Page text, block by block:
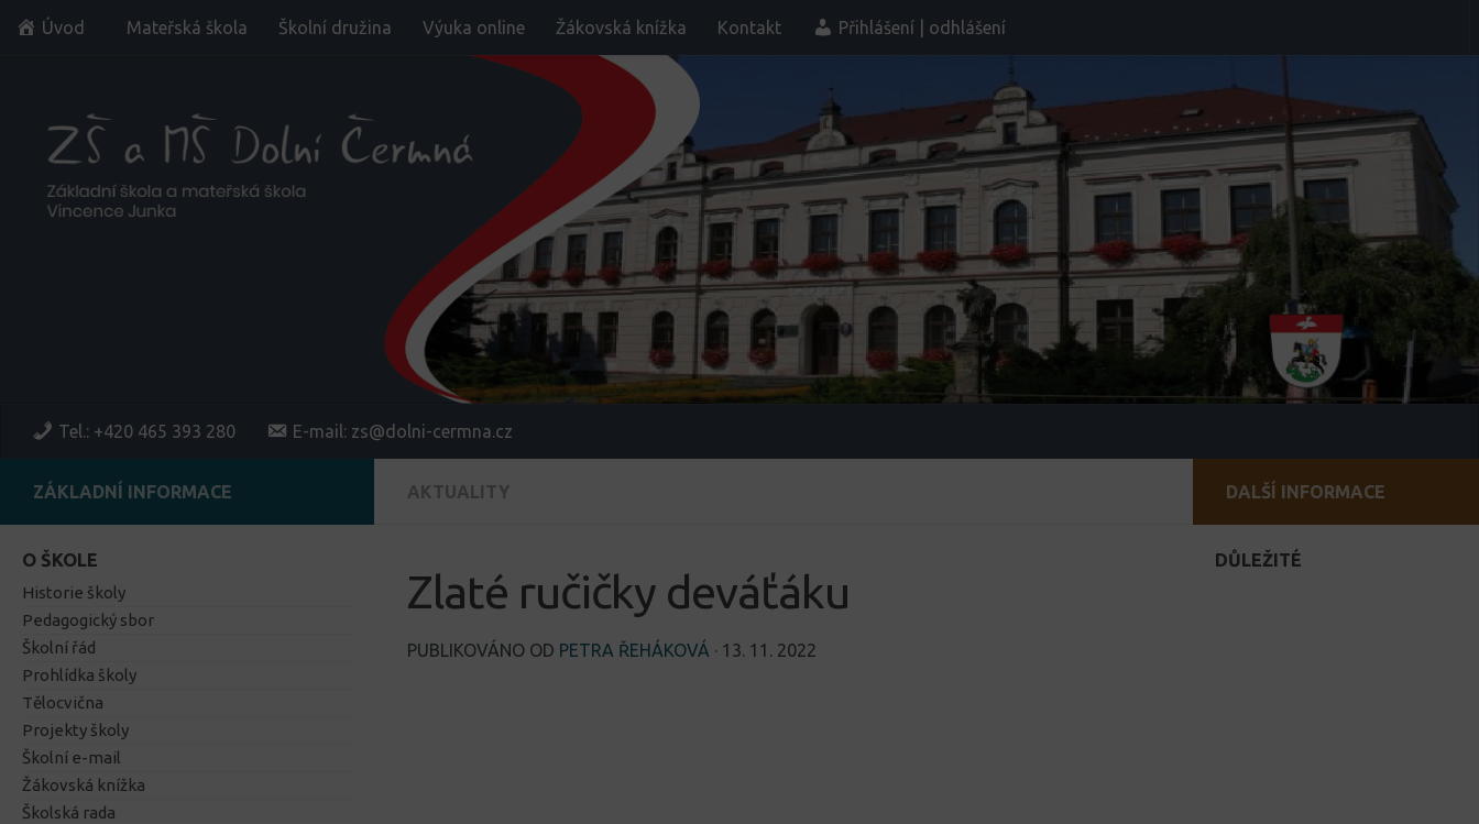
Skip to content
Úvod Mateřská škola Školní družina Výuka online Žákovská knížka Kontakt Přihlášení | odhlášení
Tel.: +420 465 393 280 E-mail: zs@dolni-cermna.cz
AKTUALITY
Zlaté ručičky deváťáku
PUBLIKOVÁNO OD PETRA ŘEHÁKOVÁ · 13. 11. 2022
ZÁKLADNÍ INFORMACE
O ŠKOLE
Historie školy
Pedagogický sbor
Školní řád
Prohlídka školy
Tělocvična
Projekty školy
Školní e-mail
Žákovská knížka
Školská rada
DALŠÍ INFORMACE
DŮLEŽITÉ